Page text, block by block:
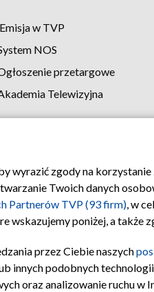
Emisja w TVP
NOS
przetargowe
Telewizyjna
TVP Polityka
wyrazić zgody na
Twoich danych
Partnerów TVP (93 firm), w
wskazujemy poniżej, a
przez Ciebie naszych
podobnych
oraz analizowanie ruchu w